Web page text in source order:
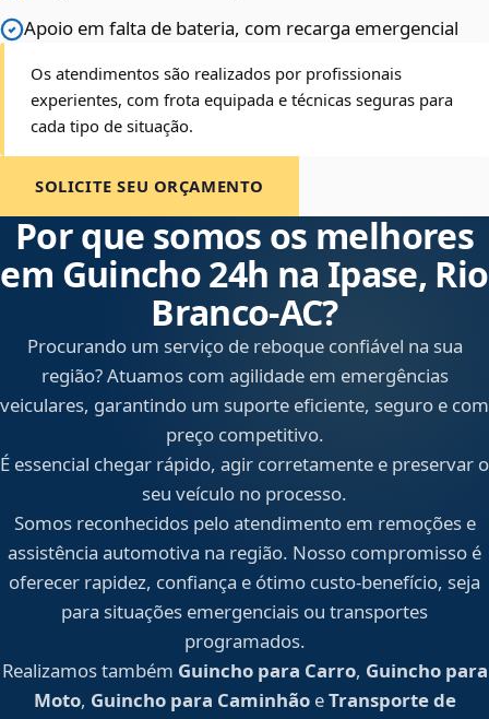
Apoio em falta de bateria, com recarga emergencial
Os atendimentos são realizados por profissionais
experientes, com frota equipada e técnicas seguras para
cada tipo de situação.
SOLICITE SEU ORÇAMENTO
Por que somos os melhores
em Guincho 24h na Ipase, Rio
Branco‑AC?
Procurando um serviço de reboque confiável na sua
região? Atuamos com agilidade em emergências
veiculares, garantindo um suporte eficiente, seguro e com
preço competitivo.
É essencial chegar rápido, agir corretamente e preservar o
seu veículo no processo.
Somos reconhecidos pelo atendimento em remoções e
assistência automotiva na região. Nosso compromisso é
oferecer rapidez, confiança e ótimo custo-benefício, seja
para situações emergenciais ou transportes
programados.
Realizamos também Guincho para Carro, Guincho para
Moto, Guincho para CaminhãoeTransporte de